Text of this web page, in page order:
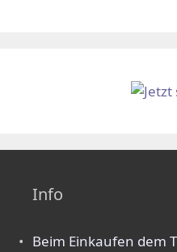
Info
Beim Einkaufen dem